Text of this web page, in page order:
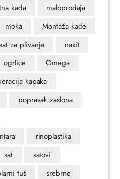
kada
maloprodaja
moka
Montaža kade
za plivanje
nakit
ogrlice
Omega
kapaka
popravak zaslona
rinoplastika
sat
satovi
tuš
srebrne